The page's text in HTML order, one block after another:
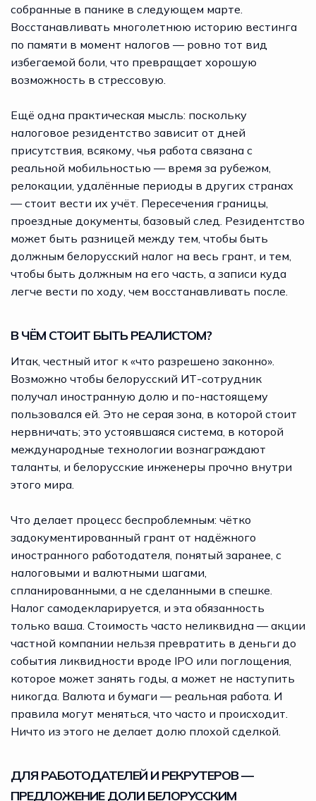
собранные в панике в следующем марте.
Восстанавливать многолетнюю историю вестинга
по памяти в момент налогов — ровно тот вид
избегаемой боли, что превращает хорошую
возможность в стрессовую.
Ещё одна практическая мысль: поскольку
налоговое резидентство зависит от дней
присутствия, всякому, чья работа связана с
реальной мобильностью — время за рубежом,
релокации, удалённые периоды в других странах
— стоит вести их учёт. Пересечения границы,
проездные документы, базовый след. Резидентство
может быть разницей между тем, чтобы быть
должным белорусский налог на весь грант, и тем,
чтобы быть должным на его часть, а записи куда
легче вести по ходу, чем восстанавливать после.
В ЧЁМ СТОИТ БЫТЬ РЕАЛИСТОМ?
Итак, честный итог к «что разрешено законно».
Возможно чтобы белорусский ИТ-сотрудник
получал иностранную долю и по-настоящему
пользовался ей. Это не серая зона, в которой стоит
нервничать; это устоявшаяся система, в которой
международные технологии вознаграждают
таланты, и белорусские инженеры прочно внутри
этого мира.
Что делает процесс беспроблемным: чётко
задокументированный грант от надёжного
иностранного работодателя, понятый заранее, с
налоговыми и валютными шагами,
спланированными, а не сделанными в спешке.
Налог самодекларируется, и эта обязанность
только ваша. Стоимость часто неликвидна — акции
частной компании нельзя превратить в деньги до
события ликвидности вроде IPO или поглощения,
которое может занять годы, а может не наступить
никогда. Валюта и бумаги — реальная работа. И
правила могут меняться, что часто и происходит.
Ничто из этого не делает долю плохой сделкой.
ДЛЯ РАБОТОДАТЕЛЕЙ И РЕКРУТЕРОВ —
ПРЕДЛОЖЕНИЕ ДОЛИ БЕЛОРУССКИМ